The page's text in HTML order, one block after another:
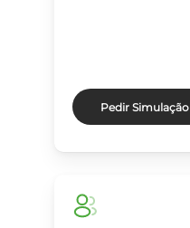
Pedir Simulação